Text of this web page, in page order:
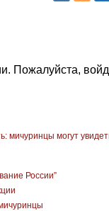
Пожалуйста,
мичуринцы могут
России”